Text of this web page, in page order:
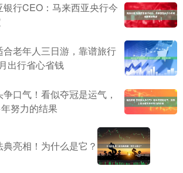
行CEO：马来西亚央行今
老年人三日游，靠谱旅行
出行省心省钱
口气！看似夺冠是运气，
努力的结果
亮相！为什么是它？